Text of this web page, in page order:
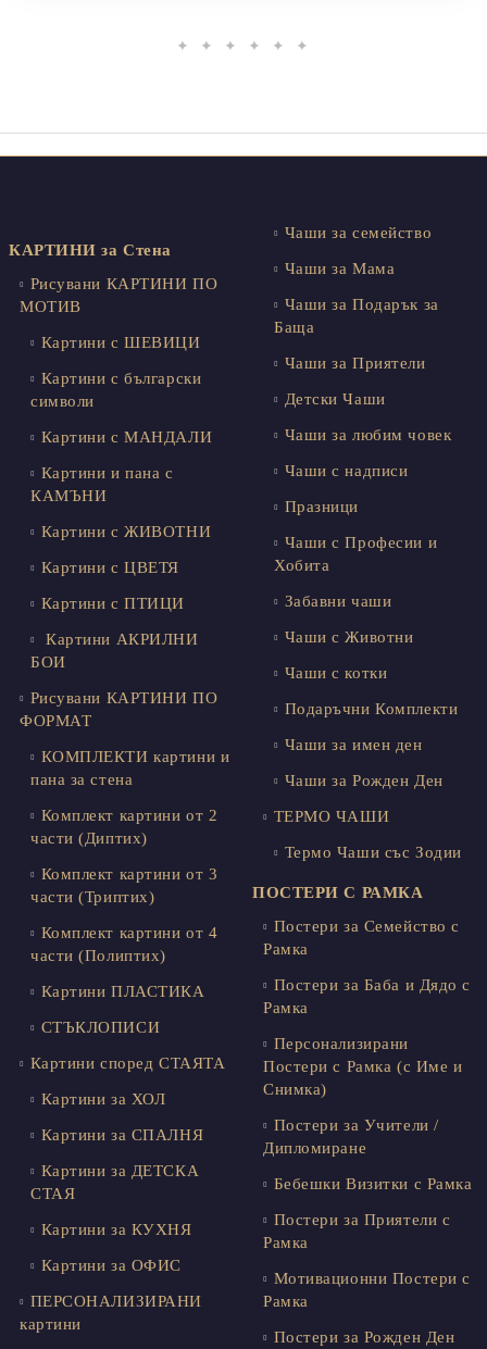
✦ ✦ ✦ ✦ ✦ ✦
КАРТИНИ за Стена
Рисувани КАРТИНИ ПО
МОТИВ
Картини с ШЕВИЦИ
Картини с български
символи
Картини с МАНДАЛИ
Картини и пана с
КАМЪНИ
Картини с ЖИВОТНИ
Картини с ЦВЕТЯ
Картини с ПТИЦИ
Картини АКРИЛНИ
БОИ
Рисувани КАРТИНИ ПО
ФОРМАТ
КОМПЛЕКТИ картини и
пана за стена
Комплект картини от 2
части (Диптих)
Комплект картини от 3
части (Триптих)
Комплект картини от 4
части (Полиптих)
Картини ПЛАСТИКА
СТЪКЛОПИСИ
Картини според СТАЯТА
Картини за ХОЛ
Картини за СПАЛНЯ
Картини за ДЕТСКА
СТАЯ
Картини за КУХНЯ
Картини за ОФИС
ПЕРСОНАЛИЗИРАНИ
картини
Чаши за семейство
Чаши за Мама
Чаши за Подарък за
Баща
Чаши за Приятели
Детски Чаши
Чаши за любим човек
Чаши с надписи
Празници
Чаши с Професии и
Хобита
Забавни чаши
Чаши с Животни
Чаши с котки
Подаръчни Комплекти
Чаши за имен ден
Чаши за Рожден Ден
ТЕРМО ЧАШИ
Термо Чаши със Зодии
ПОСТЕРИ С РАМКА
Постери за Семейство с
Рамка
Постери за Баба и Дядо с
Рамка
Персонализирани
Постери с Рамка (с Име и
Снимка)
Постери за Учители /
Дипломиране
Бебешки Визитки с Рамка
Постери за Приятели с
Рамка
Мотивационни Постери с
Рамка
Постери за Рожден Ден